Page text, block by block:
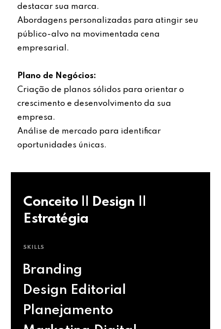
destacar sua marca.
Abordagens personalizadas para atingir seu
público-alvo na movimentada cena
empresarial.
Plano de Negócios:
Criação de planos sólidos para orientar o
crescimento e desenvolvimento da sua
empresa.
Análise de mercado para identificar
oportunidades únicas.
Conceito || Design ||
Estratégia
SKILLS
Branding
Design Editorial
Planejamento